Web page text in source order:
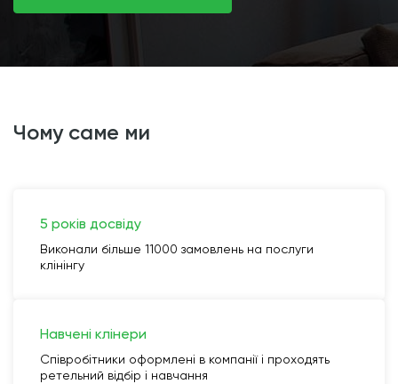
чому саме ми
5 років досвіду
Виконали більше 11000 замовлень на послуги
клінінгу
Навчені клінери
Співробітники оформлені в компанії і проходять
ретельний відбір і навчання